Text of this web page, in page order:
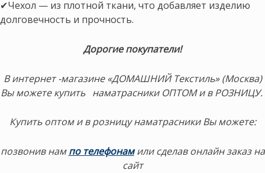
✔Чехол — из плотной ткани, что добавляет изделию
долговечность и прочность.
Дорогие покупатели!
В интернет -магазине «ДОМАШНИЙ Текстиль» (Москва)
Вы можете купить наматрасники ОПТОМ и в РОЗНИЦУ.
Купить оптом и в розницу наматрасники Вы можете:
позвонив нампо телефонам или сделав онлайн заказ на
сайт